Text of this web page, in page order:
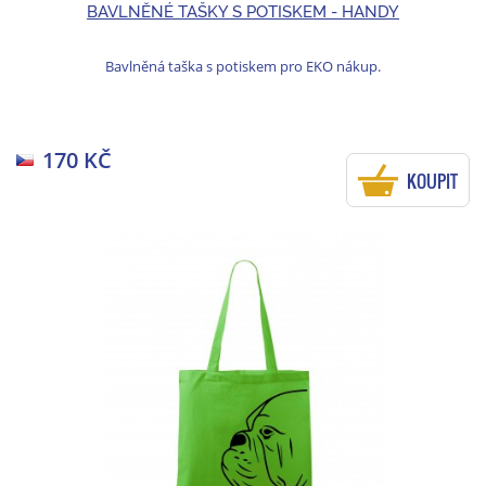
BAVLNĚNÉ TAŠKY S POTISKEM - HANDY
Bavlněná taška s potiskem pro EKO nákup.
170 KČ
KOUPIT